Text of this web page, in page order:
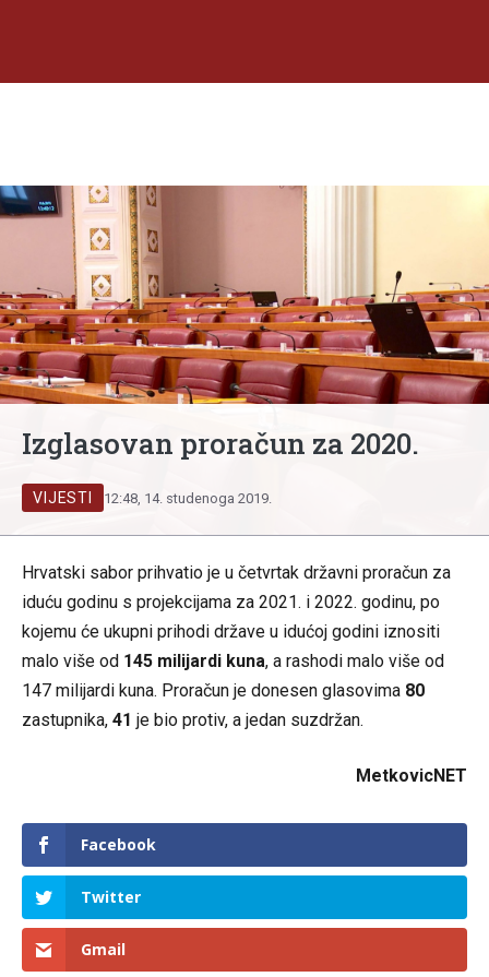
Izglasovan proračun za 2020.
VIJESTI 12:48, 14. studenoga 2019.
Hrvatski sabor prihvatio je u četvrtak državni proračun za
iduću godinu s projekcijama za 2021. i 2022. godinu, po
kojemu će ukupni prihodi države u idućoj godini iznositi
malo više od 145 milijardi kuna, a rashodi malo više od
147 milijardi kuna. Proračun je donesen glasovima 80
zastupnika, 41 je bio protiv, a jedan suzdržan.
MetkovicNET
Facebook
Twitter
Gmail